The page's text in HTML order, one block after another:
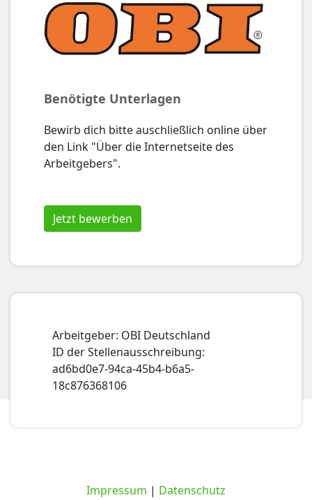
Benötigte Unterlagen
Bewirb dich bitte auschließlich online über
den Link "Über die Internetseite des
Arbeitgebers".
Jetzt bewerben
Arbeitgeber: OBI Deutschland
ID der Stellenausschreibung:
ad6bd0e7-94ca-45b4-b6a5-
18c876368106
Impressum | Datenschutz